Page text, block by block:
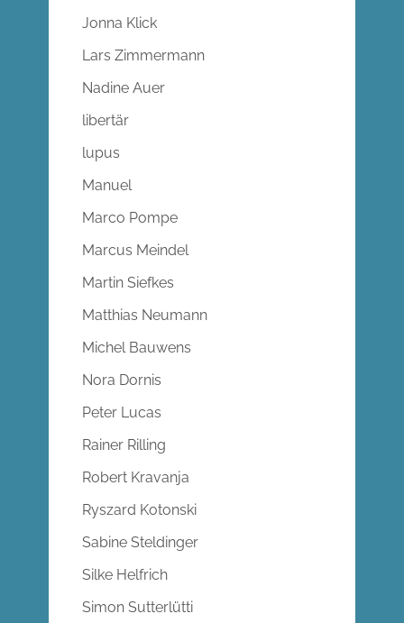
Jonna Klick
Lars Zimmermann
Nadine Auer
libertär
lupus
Manuel
Marco Pompe
Marcus Meindel
Martin Siefkes
Matthias Neumann
Michel Bauwens
Nora Dornis
Peter Lucas
Rainer Rilling
Robert Kravanja
Ryszard Kotonski
Sabine Steldinger
Silke Helfrich
Simon Sutterlütti